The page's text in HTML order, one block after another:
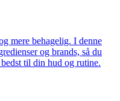
mere behagelig. I denne
og brands, så du
til din hud og rutine.